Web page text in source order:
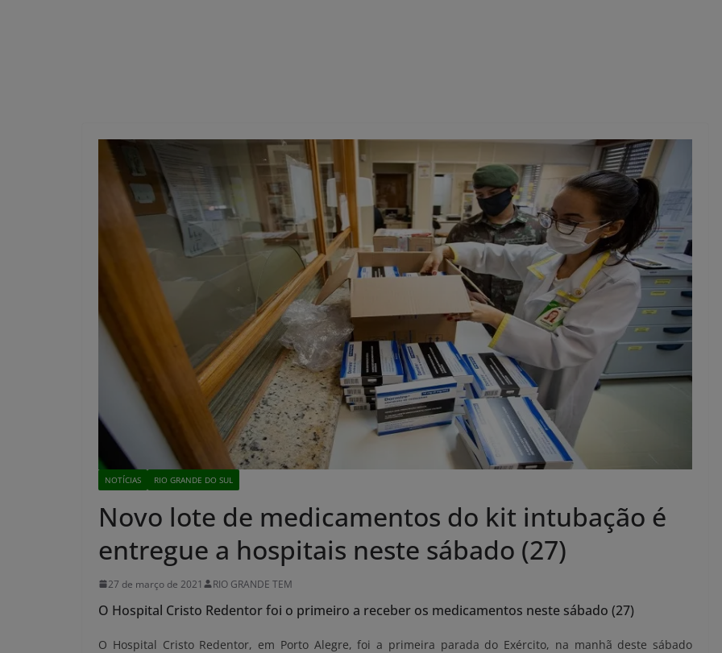
NOTÍCIAS RIO GRANDE DO SUL
Novo lote de medicamentos do kit intubação é
entregue a hospitais neste sábado (27)
27 de março de 2021 RIO GRANDE TEM
O Hospital Cristo Redentor foi o primeiro a receber os medicamentos neste sábado (27)
O Hospital Cristo Redentor, em Porto Alegre, foi a primeira parada do Exército, na manhã deste sábado